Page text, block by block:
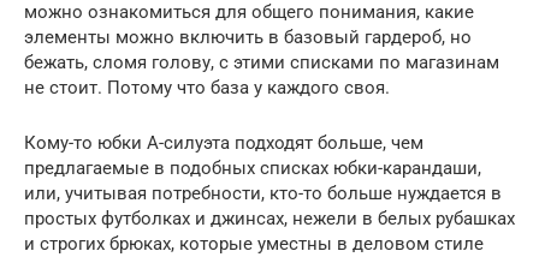
можно ознакомиться для общего понимания, какие
элементы можно включить в базовый гардероб, но
бежать, сломя голову, с этими списками по магазинам
не стоит. Потому что база у каждого своя.
Кому-то юбки А-силуэта подходят больше, чем
предлагаемые в подобных списках юбки-карандаши,
или, учитывая потребности, кто-то больше нуждается в
простых футболках и джинсах, нежели в белых рубашках
и строгих брюках, которые уместны в деловом стиле